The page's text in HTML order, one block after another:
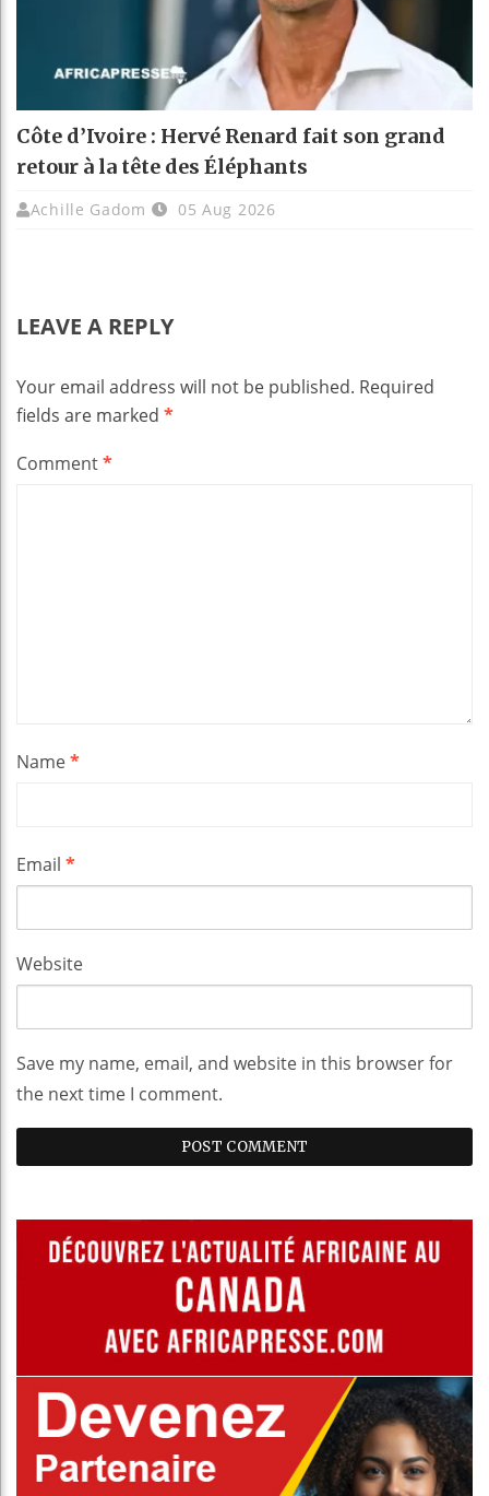
Côte d’Ivoire : Hervé Renard fait son grand
retour à la tête des Éléphants
Achille Gadom 05 Aug 2026
LEAVE A REPLY
Your email address will not be published. Required
fields are marked *
Comment*
Name*
Email *
Website
Save my name, email, and website in this browser for
the next time I comment.